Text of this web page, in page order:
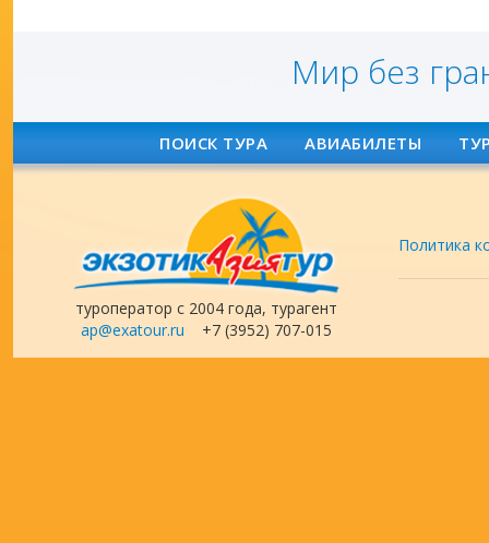
Мир без
ПОИСК ТУРА АВИАБИЛЕТЫ
туроператор с 2004 года, турагент
ap@exatour.ru +7 (3952) 707-015
Политика